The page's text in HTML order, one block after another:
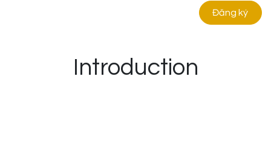
Đăng ký
Introduction